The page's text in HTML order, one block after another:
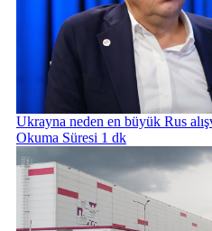
Ukrayna neden en büyük Rus
Okuma Süresi 1 dk